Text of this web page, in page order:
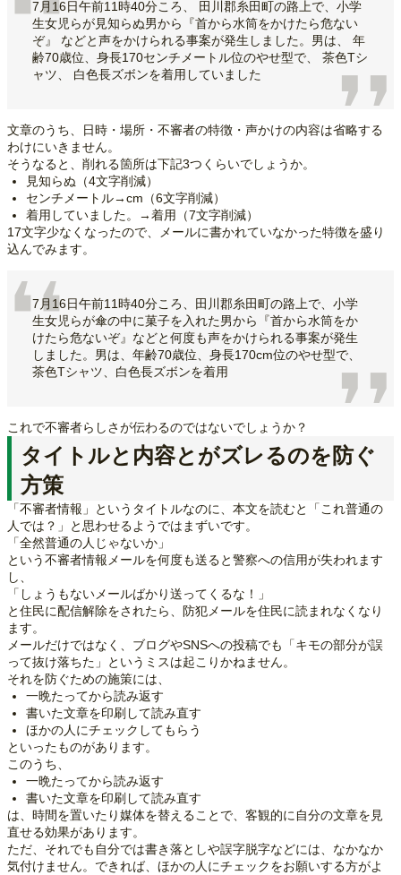
7月16日午前11時40分ころ、 田川郡糸田町の路上で、小学
生女児らが見知らぬ男から『首から水筒をかけたら危ない
ぞ』 などと声をかけられる事案が発生しました。男は、 年
齢70歳位、身長170センチメートル位のやせ型で、 茶色Tシ
ャツ、 白色長ズボンを着用していました
文章のうち、日時・場所・不審者の特徴・声かけの内容は省略する
わけにいきません。
そうなると、削れる箇所は下記3つくらいでしょうか。
見知らぬ（4文字削減）
センチメートル→cm（6文字削減）
着用していました。→着用（7文字削減）
17文字少なくなったので、メールに書かれていなかった特徴を盛り
込んでみます。
7月16日午前11時40分ころ、田川郡糸田町の路上で、小学
生女児らが傘の中に菓子を入れた男から『首から水筒をか
けたら危ないぞ』などと何度も声をかけられる事案が発生
しました。男は、年齢70歳位、身長170cm位のやせ型で、
茶色Tシャツ、白色長ズボンを着用
これで不審者らしさが伝わるのではないでしょうか？
タイトルと内容とがズレるのを防ぐ
方策
「不審者情報」というタイトルなのに、本文を読むと「これ普通の
人では？」と思わせるようではまずいです。
「全然普通の人じゃないか」
という不審者情報メールを何度も送ると警察への信用が失われます
し、
「しょうもないメールばかり送ってくるな！」
と住民に配信解除をされたら、防犯メールを住民に読まれなくなり
ます。
メールだけではなく、ブログやSNSへの投稿でも「キモの部分が誤
って抜け落ちた」というミスは起こりかねません。
それを防ぐための施策には、
一晩たってから読み返す
書いた文章を印刷して読み直す
ほかの人にチェックしてもらう
といったものがあります。
このうち、
一晩たってから読み返す
書いた文章を印刷して読み直す
は、時間を置いたり媒体を替えることで、客観的に自分の文章を見
直せる効果があります。
ただ、それでも自分では書き落としや誤字脱字などには、なかなか
気付けません。できれば、ほかの人にチェックをお願いする方がよ